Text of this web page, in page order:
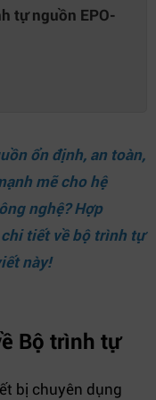
tự nguồn EPO-
ổn định, an toàn,
mẽ cho hệ
nghệ?Hợp
tiết về bộ trình tự
này!
Bộ trình tự
bị chuyên dụng